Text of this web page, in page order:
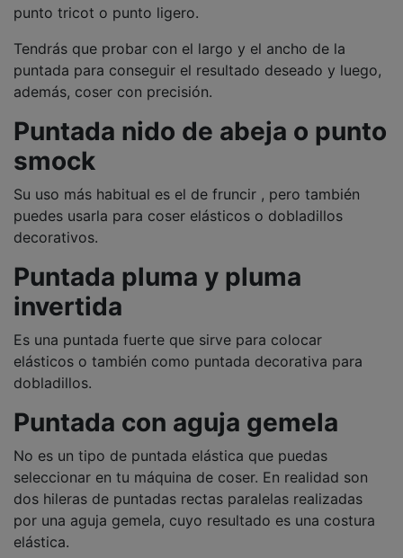
punto tricot o punto ligero.
Tendrás que probar con el largo y el ancho de la
puntada para conseguir el resultado deseado y luego,
además, coser con precisión.
Puntada nido de abeja o punto
smock
Su uso más habitual es el de fruncir , pero también
puedes usarla para coser elásticos o dobladillos
decorativos.
Puntada pluma y pluma
invertida
Es una puntada fuerte que sirve para colocar
elásticos o también como puntada decorativa para
dobladillos.
Puntada con aguja gemela
No es un tipo de puntada elástica que puedas
seleccionar en tu máquina de coser. En realidad son
dos hileras de puntadas rectas paralelas realizadas
por una aguja gemela, cuyo resultado es una costura
elástica.